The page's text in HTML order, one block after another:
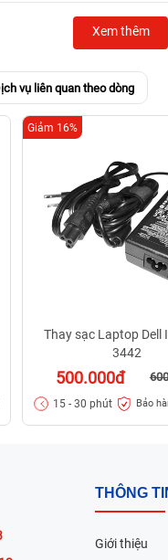
Xem thêm
vụ liên quan theo dòng
Thay sạc Laptop Dell
3442
500.000đ
Giảm 16%
15 - 30 phút Bảo
THÔNG
Giới thiệu